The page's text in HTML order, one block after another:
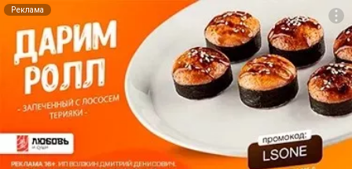
Реклама